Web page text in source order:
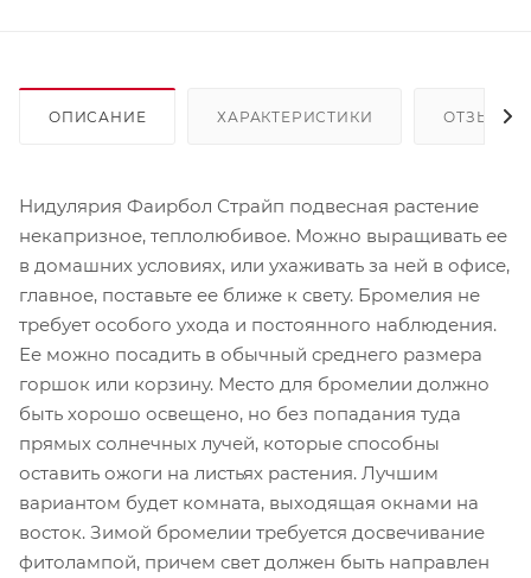
ОПИСАНИЕ ХАРАКТЕРИСТИКИ ОТЗЫВЫ
Нидулярия Фаирбол Страйп подвесная растение
некапризное, теплолюбивое. Можно выращивать ее
в домашних условиях, или ухаживать за ней в офисе,
главное, поставьте ее ближе к свету. Бромелия не
требует особого ухода и постоянного наблюдения.
Ее можно посадить в обычный среднего размера
горшок или корзину. Место для бромелии должно
быть хорошо освещено, но без попадания туда
прямых солнечных лучей, которые способны
оставить ожоги на листьях растения. Лучшим
вариантом будет комната, выходящая окнами на
восток. Зимой бромелии требуется досвечивание
фитолампой, причем свет должен быть направлен